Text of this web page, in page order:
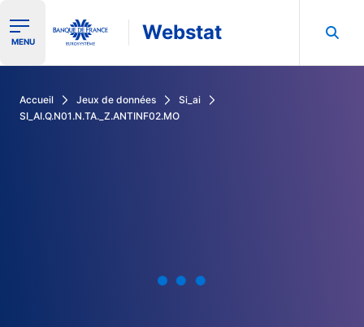
Ouvrir le menu de navigation
MENU Webstat
Accueil Jeux de données
Si_ai
SI_AI.Q.N01.N.TA._Z.ANTINF02.MO